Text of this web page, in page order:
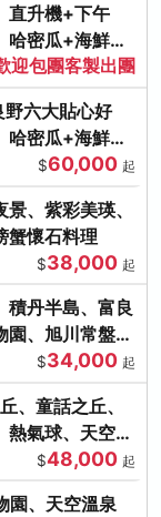
直升機+下午
哈密瓜+海鮮和
迎包團客製出團
六大貼心好
哈密瓜+海鮮和
$60,000 起
、紫彩美瑛、
蟹懷石料理
$38,000 起
積丹半島、富良
、旭川常盤旋
$34,000 起
、童話之丘、
氣球、天空溫
$48,000 起
園、天空溫泉